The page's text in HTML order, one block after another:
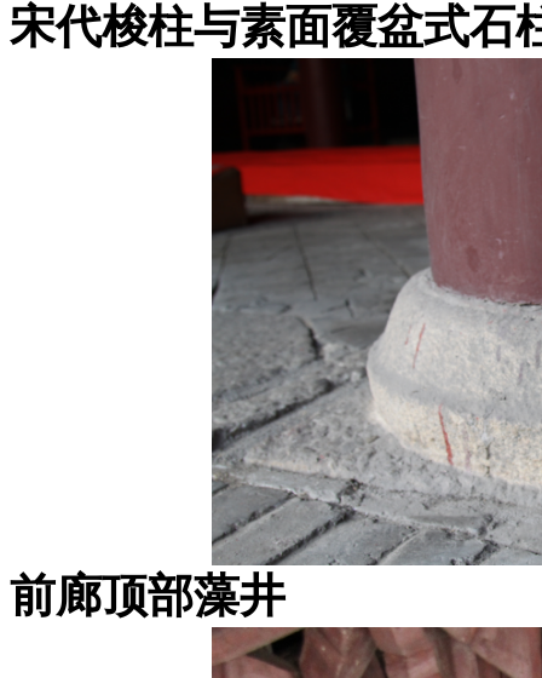
宋代梭柱与素面覆盆式石
前廊顶部藻井